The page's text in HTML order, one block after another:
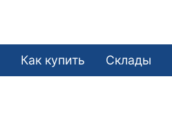
Как купить Склады